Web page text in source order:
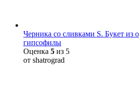
Черника со сливками S. Букет из
гипсофилы
Оценка 5 из 5
от shatrograd